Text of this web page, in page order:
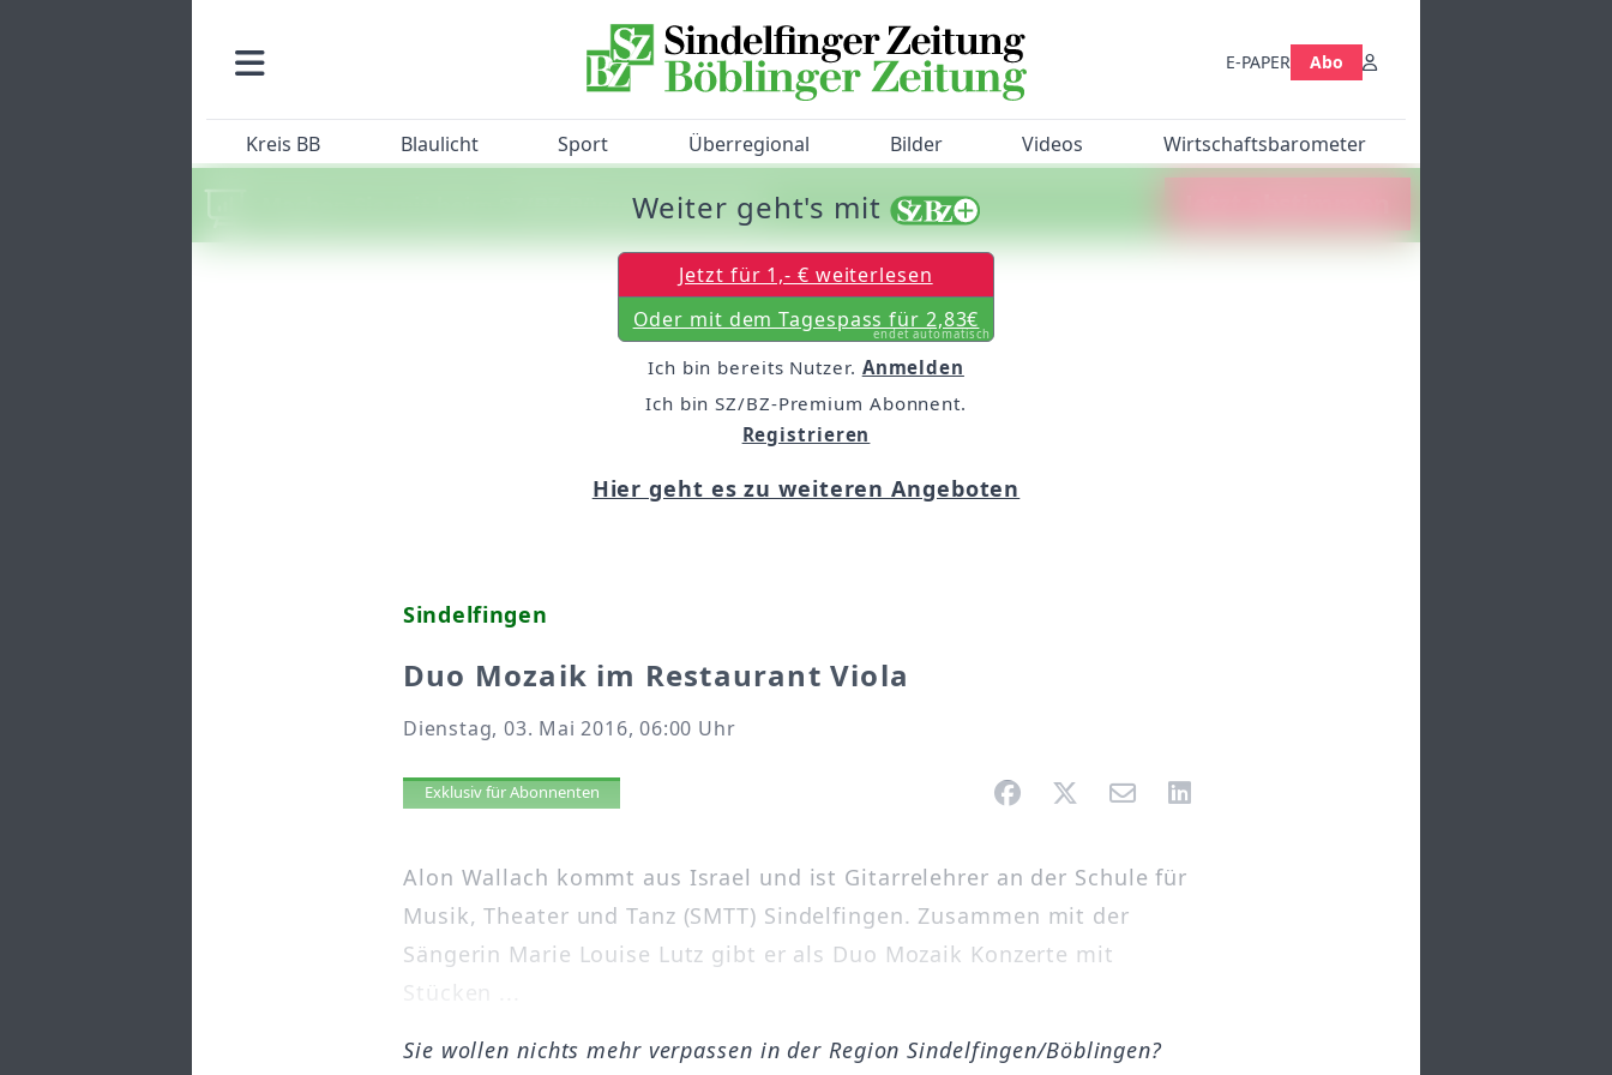
E-PAPER Abo
Kreis BB Blaulicht Sport Überregional Bilder Videos Wirtschaftsbarometer
Machen Sie mit beim SZ/BZ-Bürgerbarometer!
Sindelfingen
Duo Mozaik im Restaurant Viola
Dienstag, 03. Mai 2016, 06:00 Uhr
Artikel vorlesen
Exklusiv für Abonnenten
Alon Wallach kommt aus Israel und ist Gitarrelehrer an der Schule für
Musik, Theater und Tanz (SMTT) Sindelfingen. Zusammen mit der
Sängerin Marie Louise Lutz gibt er als Duo Mozaik Konzerte mit
Stücken ...
Weiter geht's mit
Jetzt für 1,- € weiterlesen
Oder mit dem Tagespass für 2,83€
endet automatisch
Ich bin bereits Nutzer. Anmelden
Ich bin SZ/BZ-Premium Abonnent.
Registrieren
Hier geht es zu weiteren Angeboten
Sie wollen nichts mehr verpassen in der Region Sindelfingen/Böblingen?